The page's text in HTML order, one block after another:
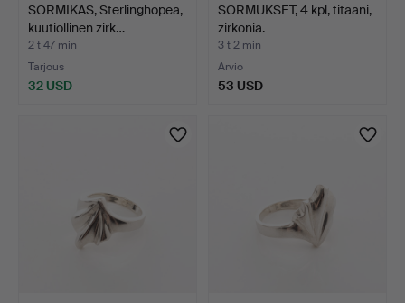
SORMIKAS, Sterlinghopea,
kuutiollinen zirk…
2 t 47 min
Tarjous
32 USD
SORMUKSET, 4 kpl, titaani,
zirkonia.
3 t 2 min
Arvio
53 USD